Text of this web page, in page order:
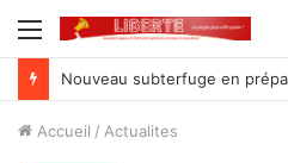
Menu
Accueil / Actualites